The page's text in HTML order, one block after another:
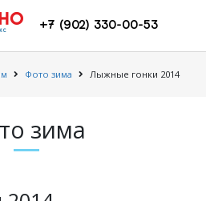
+7 (902) 330-00-53
Фото зима Лыжные гонки 2014
зима